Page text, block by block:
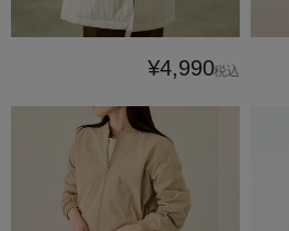
¥4,990税込